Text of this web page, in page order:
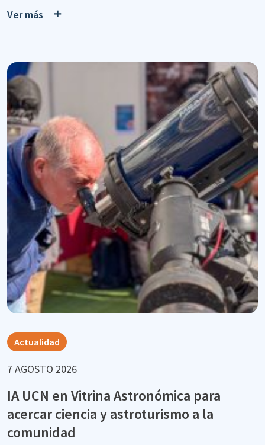
Ver más
Actualidad
7 AGOSTO 2026
IA UCN en Vitrina Astronómica para
acercar ciencia y astroturismo a la
comunidad